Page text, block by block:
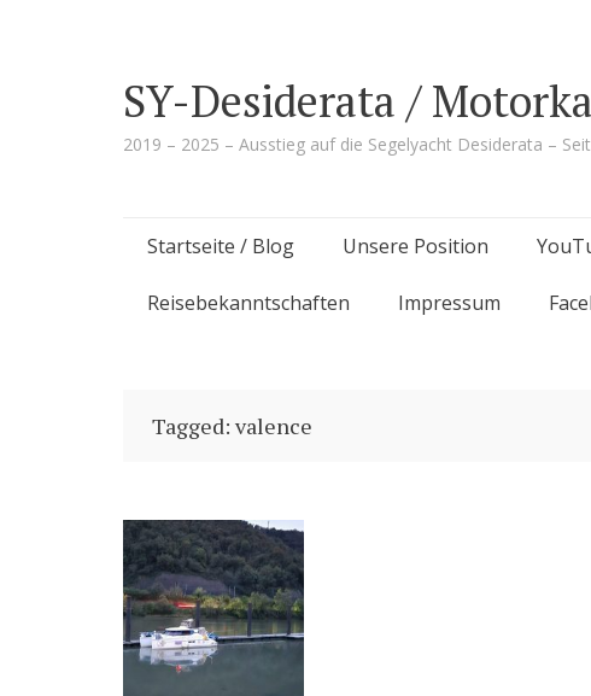
SY-Desiderata /
2019 – 2025 – Ausstieg auf die Segelyacht Desiderata –
Skip
to
Startseite / Blog Unsere Position
Reisebekanntschaften Impressum
Tagged: valence